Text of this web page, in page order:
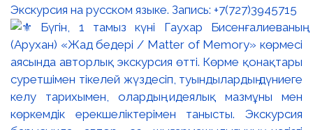
Экскурсия на русском языке. Запись: +7(727)3945715